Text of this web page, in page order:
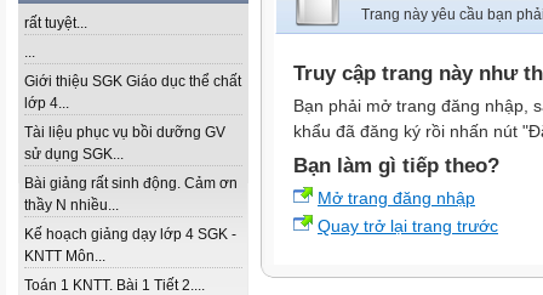
rất tuyệt...
...
Giới thiệu SGK Giáo dục thể chất
lớp 4...
Tài liệu phục vụ bồi dưỡng GV
sử dụng SGK...
Bài giảng rất sinh động. Cảm ơn
thầy N nhiều...
Kế hoạch giảng dạy lớp 4 SGK -
KNTT Môn...
Toán 1 KNTT. Bài 1 Tiết 2....
Trang này yêu cầu bạn
Truy cập trang này như
Bạn phải mở trang đăng nhập,
khẩu đã đăng ký rồi nhấn nút
Bạn làm gì tiếp theo?
Mở trang đăng nhập
Quay trở lại trang trước